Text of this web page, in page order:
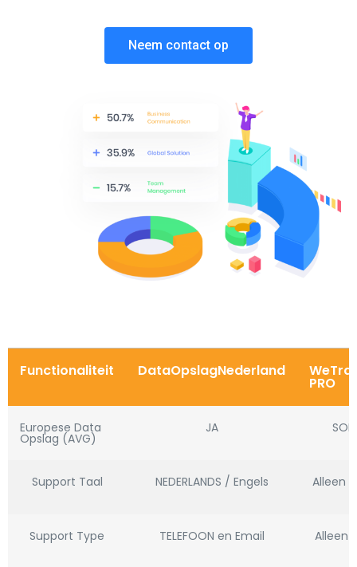
Neem contact op
Functionaliteit DataOpslagNederland
PRO
Europese Data
Opslag (AVG)
JA
Support Taal NEDERLANDS / Engels Alleen
Support Type TELEFOON en Email Alleen